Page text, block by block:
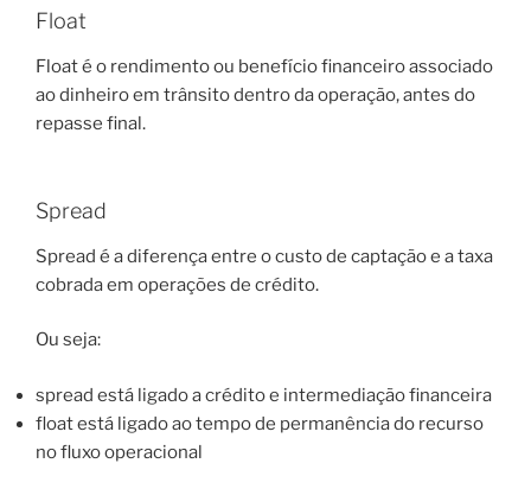
Float
Float é o rendimento ou benefício financeiro associado
ao dinheiro em trânsito dentro da operação, antes do
repasse final.
Spread
Spread é a diferença entre o custo de captação e a taxa
cobrada em operações de crédito.
Ou seja:
spread está ligado a crédito e intermediação financeira
float está ligado ao tempo de permanência do recurso
no fluxo operacional